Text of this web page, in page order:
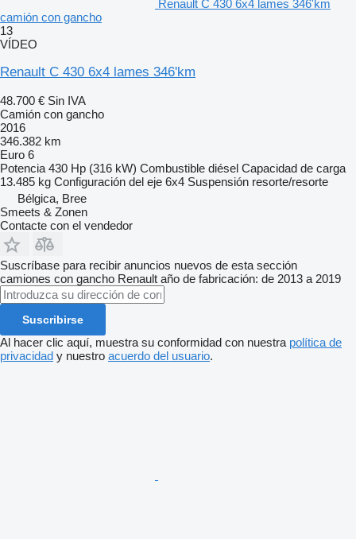
Renault C 430 6x4 lames 346'km
camión con gancho
13
VÍDEO
Renault C 430 6x4 lames 346'km
48.700 € Sin IVA
Camión con gancho
2016
346.382 km
Euro 6
Potencia 430 Hp (316 kW) Combustible diésel Capacidad de carga
13.485 kg Configuración del eje 6x4 Suspensión resorte/resorte
Bélgica, Bree
Smeets & Zonen
Contacte con el vendedor
Suscríbase para recibir anuncios nuevos de esta sección
camiones con gancho Renault año de fabricación: de 2013 a 2019
Suscribirse
Al hacer clic aquí, muestra su conformidad con nuestra política de
privacidad y nuestro acuerdo del usuario.